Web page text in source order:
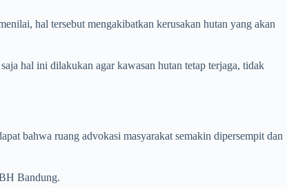
hal tersebut mengakibatkan kerusakan hutan yang akan
hal ini dilakukan agar kawasan hutan tetap terjaga, tidak
bahwa ruang advokasi masyarakat semakin dipersempit dan
Bandung.